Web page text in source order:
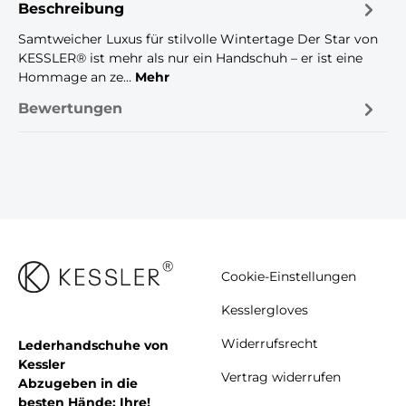
Beschreibung
Samtweicher Luxus für stilvolle Wintertage Der Star von
KESSLER® ist mehr als nur ein Handschuh – er ist eine
Hommage an ze… Mehr
Bewertungen
Lederhandschuhe von
Kessler
Abzugeben in die
besten Hände: Ihre!
Cookie-Einstellungen
Kesslergloves
Widerrufsrecht
Vertrag widerrufen